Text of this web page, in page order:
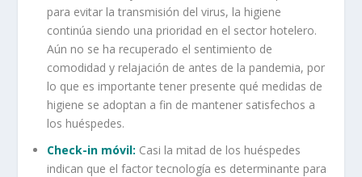
para evitar la transmisión del virus, la higiene
continúa siendo una prioridad en el sector hotelero.
Aún no se ha recuperado el sentimiento de
comodidad y relajación de antes de la pandemia, por
lo que es importante tener presente qué medidas de
higiene se adoptan a fin de mantener satisfechos a
los huéspedes.
Check-in móvil: Casi la mitad de los huéspedes
indican que el factor tecnología es determinante para